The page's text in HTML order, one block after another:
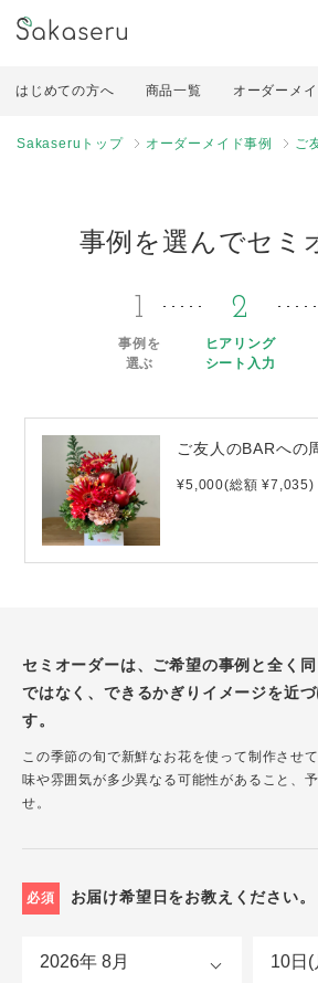
はじめての方へ 商品一覧 オーダーメ
Sakaseruトップ オーダーメイド事例 ご
事例を選んでセミ
1
事例を
選ぶ
2
ヒアリング
シート入力
ご友人のBARへの
¥5,000(総額 ¥7,035)
セミオーダーは、ご希望の事例と全く
ではなく、できるかぎりイメージを近
す。
この季節の旬で新鮮なお花を使って制作させ
味や雰囲気が多少異なる可能性があること、
せ。
必須 お届け希望日をお教えください。